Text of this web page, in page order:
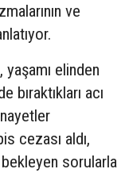
ve
elinden
bıraktıkları acı
cezası aldı,
sorularla